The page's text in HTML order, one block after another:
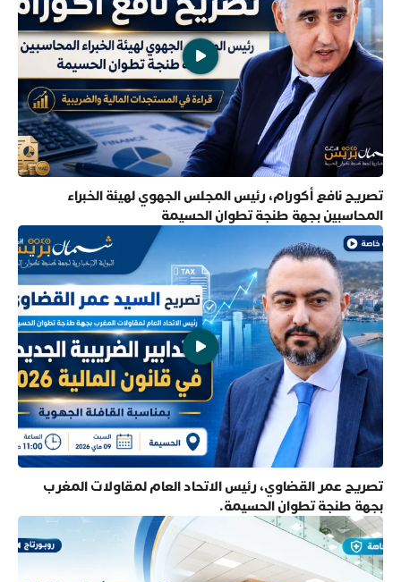
تصريح نافع أكورام، رئيس المجلس الجهوي لهيئة الخبراء
المحاسبين بجهة طنجة تطوان الحسيمة
تصريح عمر القضاوي، رئيس الاتحاد العام لمقاولات المغرب
بجهة طنجة تطوان الحسيمة.